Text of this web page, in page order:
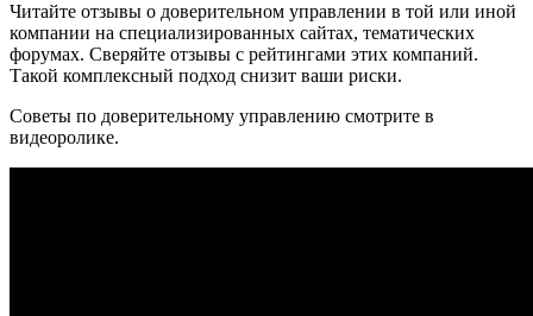
Читайте отзывы о доверительном управлении в той или иной
компании на специализированных сайтах, тематических
форумах. Сверяйте отзывы с рейтингами этих компаний.
Такой комплексный подход снизит ваши риски.
Советы по доверительному управлению смотрите в
видеоролике.